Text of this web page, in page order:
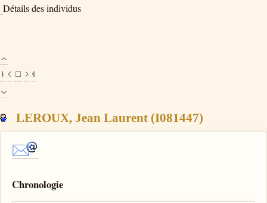
Détails des individus
LEROUX, Jean Laurent (I081447)
Chronologie